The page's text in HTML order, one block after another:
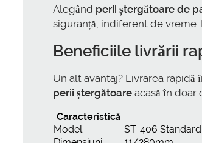
Alegând perii ștergătoare de
siguranță, indiferent de
Beneficiile livrării
Un alt avantaj? Livrarea rapidă
perii ștergătoare acasă în doar
Caracteristică
Model
ST-406 Standard